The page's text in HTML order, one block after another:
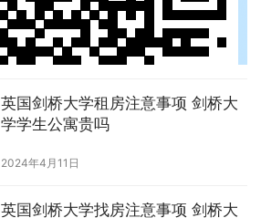
英国剑桥大学租房注意事项 剑桥大
学学生公寓贵吗
2024年4月11日
英国剑桥大学找房注意事项 剑桥大